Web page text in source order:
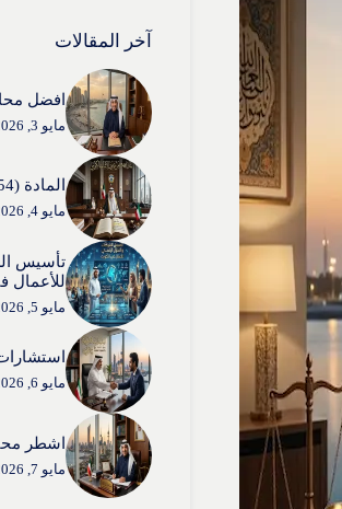
نتائج
آخر المقالات
افضل
مايو 3, 2026
المادة (54) من قانون الإثبات الكويتي
مايو 4, 2026
تأسيس
للأعمال
مايو 5, 2026
مايو 6, 2026
اشطر
مايو 7, 2026